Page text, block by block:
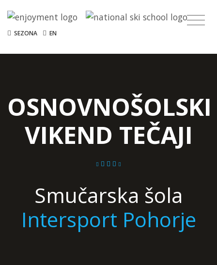
SEZONA EN
OSNOVNOŠOLSKI
VIKEND TEČAJI
Smučarska šola
Intersport Pohorje